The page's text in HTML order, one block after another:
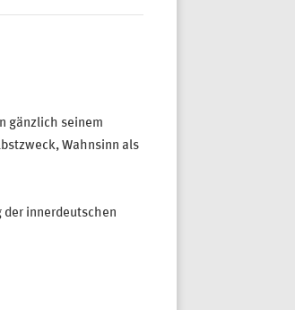
gänzlich seinem
Wahnsinn als
der innerdeutschen